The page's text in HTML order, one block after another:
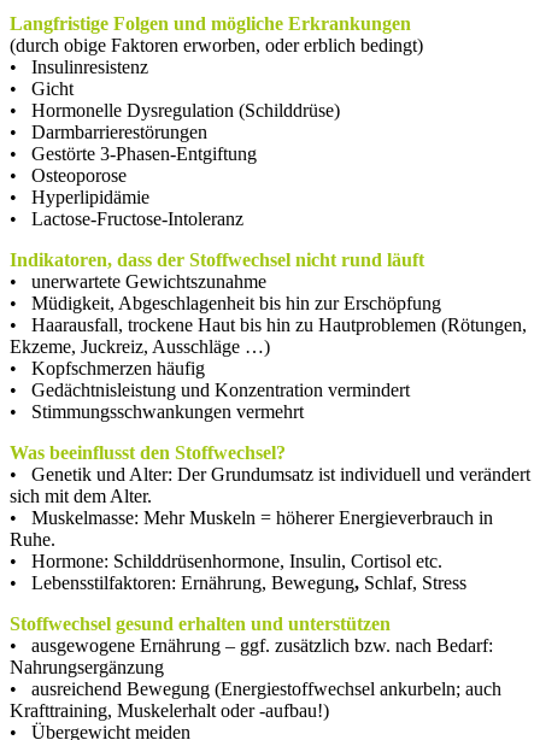
Langfristige Folgen und mögliche Erkrankungen
(durch obige Faktoren erworben, oder erblich bedingt)
• Insulinresistenz
• Gicht
• Hormonelle Dysregulation (Schilddrüse)
• Darmbarrierestörungen
• Gestörte 3-Phasen-Entgiftung
• Osteoporose
• Hyperlipidämie
• Lactose-Fructose-Intoleranz
Indikatoren, dass der Stoffwechsel nicht rund läuft
• unerwartete Gewichtszunahme
• Müdigkeit, Abgeschlagenheit bis hin zur Erschöpfung
• Haarausfall, trockene Haut bis hin zu Hautproblemen (Rötungen,
Ekzeme, Juckreiz, Ausschläge …)
• Kopfschmerzen häufig
• Gedächtnisleistung und Konzentration vermindert
• Stimmungsschwankungen vermehrt
Was beeinflusst den Stoffwechsel?
• Genetik und Alter: Der Grundumsatz ist individuell und verändert
sich mit dem Alter.
• Muskelmasse: Mehr Muskeln = höherer Energieverbrauch in
Ruhe.
• Hormone: Schilddrüsenhormone, Insulin, Cortisol etc.
• Lebensstilfaktoren: Ernährung, Bewegung, Schlaf, Stress
Stoffwechsel gesund erhalten und unterstützen
• ausgewogene Ernährung – ggf. zusätzlich bzw. nach Bedarf:
Nahrungsergänzung
• ausreichend Bewegung (Energiestoffwechsel ankurbeln; auch
Krafttraining, Muskelerhalt oder -aufbau!)
• Übergewicht meiden